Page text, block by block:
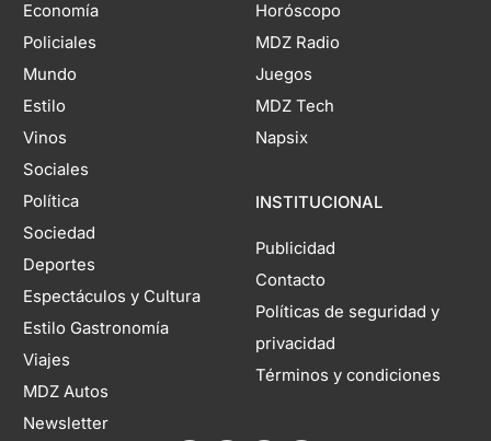
Economía
Policiales
Mundo
Estilo
Vinos
Sociales
Política
Sociedad
Deportes
Espectáculos y Cultura
Estilo Gastronomía
Viajes
MDZ Autos
Newsletter
Horóscopo
MDZ Radio
Juegos
MDZ Tech
Napsix
INSTITUCIONAL
Publicidad
Contacto
Políticas de seguridad y
privacidad
Términos y condiciones